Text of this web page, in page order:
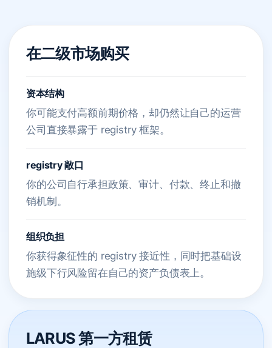
在二级市场购买
资本结构
你可能支付高额前期价格，却仍然让自己的运营
公司直接暴露于 registry 框架。
registry 敞口
你的公司自行承担政策、审计、付款、终止和撤
销机制。
组织负担
你获得象征性的 registry 接近性，同时把基础设
施级下行风险留在自己的资产负债表上。
LARUS 第一方租赁